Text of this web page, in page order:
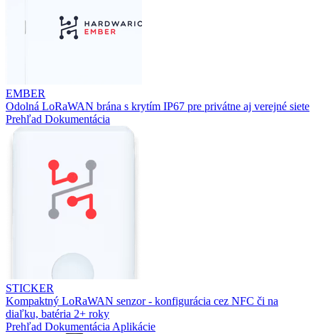
EMBER
Odolná LoRaWAN brána s krytím IP67 pre privátne aj verejné siete
Prehľad Dokumentácia
STICKER
Kompaktný LoRaWAN senzor - konfigurácia cez NFC či na
diaľku, batéria 2+ roky
Prehľad Dokumentácia Aplikácie